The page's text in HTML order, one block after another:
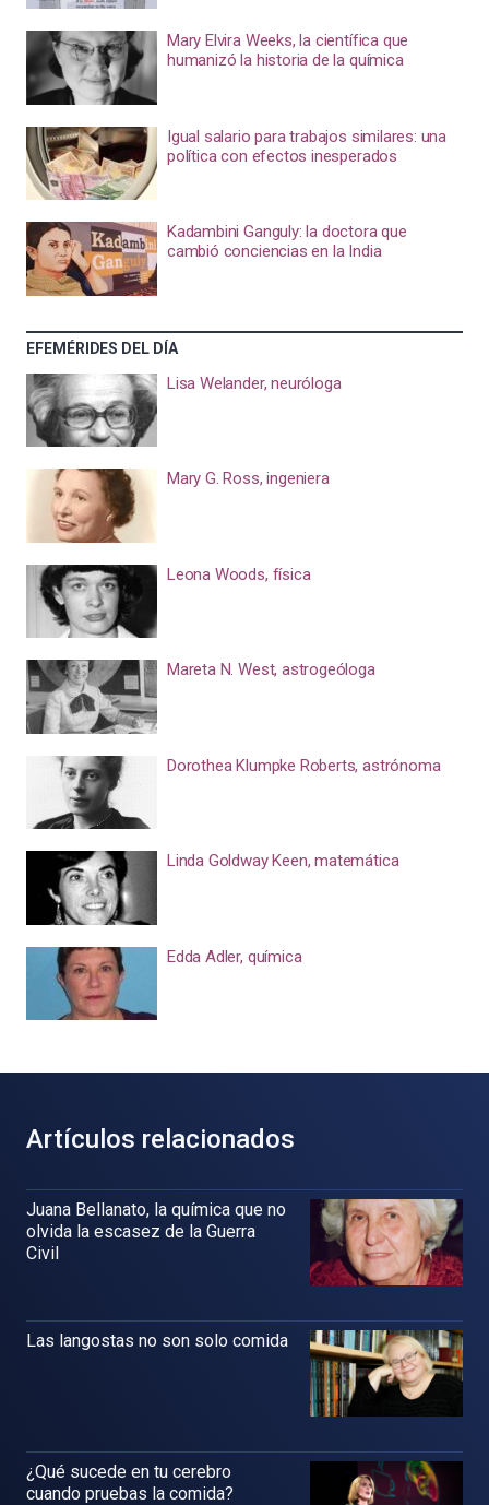
Mary Elvira Weeks, la científica que
humanizó la historia de la química
Igual salario para trabajos similares: una
política con efectos inesperados
Kadambini Ganguly: la doctora que
cambió conciencias en la India
EFEMÉRIDES DEL DÍA
Lisa Welander, neuróloga
Mary G. Ross, ingeniera
Leona Woods, física
Mareta N. West, astrogeóloga
Dorothea Klumpke Roberts, astrónoma
Linda Goldway Keen, matemática
Edda Adler, química
Artículos relacionados
Juana Bellanato, la química que no
olvida la escasez de la Guerra
Civil
Las langostas no son solo comida
¿Qué sucede en tu cerebro
cuando pruebas la comida?